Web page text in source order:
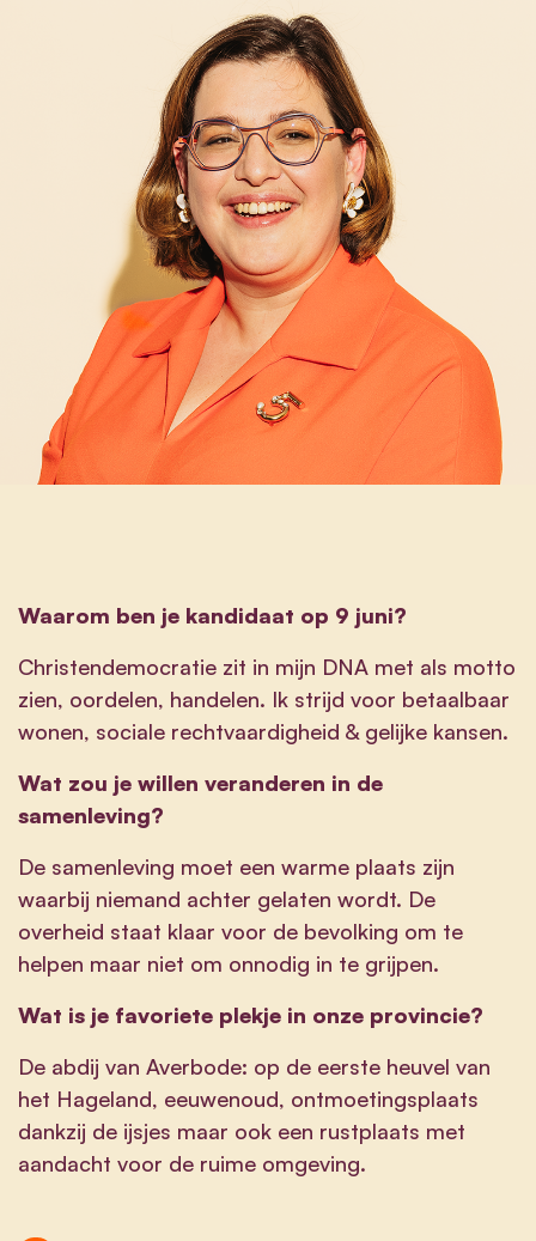
Waarom ben je kandidaat op 9 juni?
Christendemocratie zit in mijn DNA met als motto
zien, oordelen, handelen. Ik strijd voor betaalbaar
wonen, sociale rechtvaardigheid & gelijke kansen.
Wat zou je willen veranderen in de
samenleving?
De samenleving moet een warme plaats zijn
waarbij niemand achter gelaten wordt. De
overheid staat klaar voor de bevolking om te
helpen maar niet om onnodig in te grijpen.
Wat is je favoriete plekje in onze provincie?
De abdij van Averbode: op de eerste heuvel van
het Hageland, eeuwenoud, ontmoetingsplaats
dankzij de ijsjes maar ook een rustplaats met
aandacht voor de ruime omgeving.